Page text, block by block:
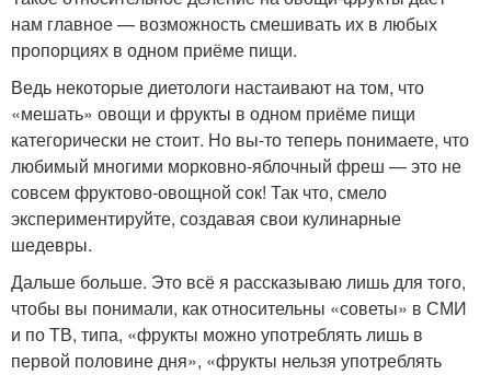
нам главное — возможность смешивать их в любых
пропорциях в одном приёме пищи.
Ведь некоторые диетологи настаивают на том, что
«мешать» овощи и фрукты в одном приёме пищи
категорически не стоит. Но вы-то теперь понимаете, что
любимый многими морковно-яблочный фреш — это не
совсем фруктово-овощной сок! Так что, смело
экспериментируйте, создавая свои кулинарные
шедевры.
Дальше больше. Это всё я рассказываю лишь для того,
чтобы вы понимали, как относительны «советы» в СМИ
и по ТВ, типа, «фрукты можно употреблять лишь в
первой половине дня», «фрукты нельзя употреблять